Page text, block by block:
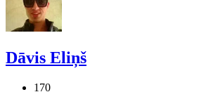
Dāvis Eliņš
170